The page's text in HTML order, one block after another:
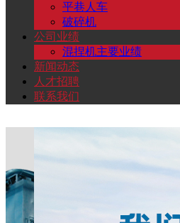
平巷人车
破碎机
公司业绩
混捏机主要业绩
新闻动态
人才招聘
联系我们